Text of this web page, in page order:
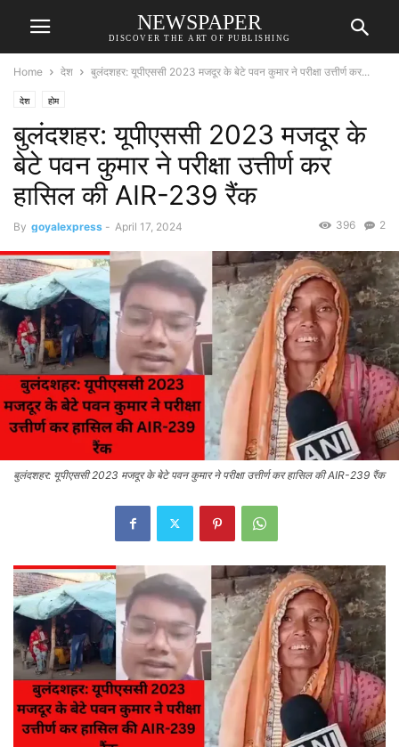
NEWSPAPER
DISCOVER THE ART OF PUBLISHING
Home देश बुलंदशहर: यूपीएससी 2023 मजदूर के बेटे पवन कुमार ने परीक्षा उत्तीर्ण कर...
देश होम
बुलंदशहर: यूपीएससी 2023 मजदूर के
बेटे पवन कुमार ने परीक्षा उत्तीर्ण कर
हासिल की AIR-239 रैंक
By goyalexpress - April 17, 2024 2
396
बुलंदशहर: यूपीएससी 2023 मजदूर के बेटे पवन कुमार ने परीक्षा उत्तीर्ण कर हासिल की AIR-239 रैंक